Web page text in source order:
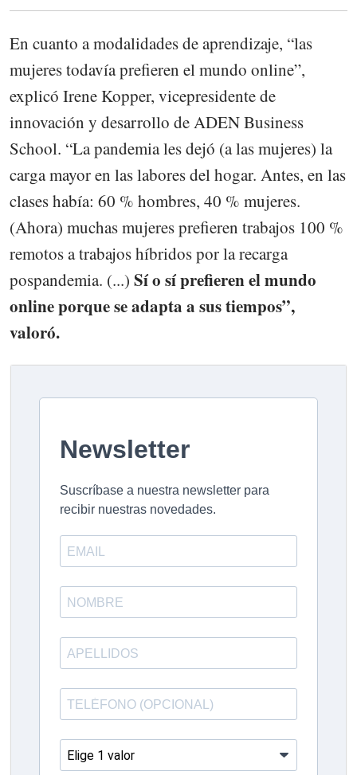
En cuanto a modalidades de aprendizaje, “las
mujeres todavía prefieren el mundo online”,
explicó Irene Kopper, vicepresidente de
innovación y desarrollo de ADEN Business
School. “La pandemia les dejó (a las mujeres) la
carga mayor en las labores del hogar. Antes, en las
clases había: 60 % hombres, 40 % mujeres.
(Ahora) muchas mujeres prefieren trabajos 100 %
remotos a trabajos híbridos por la recarga
pospandemia. (...) Sí o sí prefieren el mundo
online porque se adapta a sus tiempos”,
valoró.